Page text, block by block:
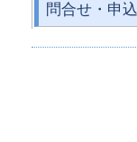
問合せ・申